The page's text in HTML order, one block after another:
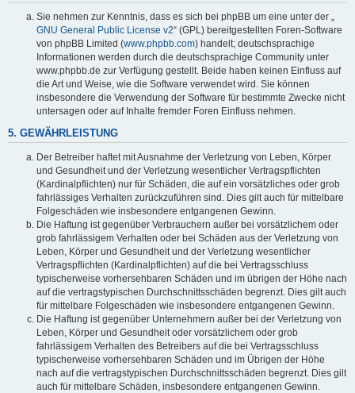
Sie nehmen zur Kenntnis, dass es sich bei phpBB um eine unter der „
GNU General Public License v2“ (GPL) bereitgestellten Foren-Software
von phpBB Limited (www.phpbb.com) handelt; deutschsprachige
Informationen werden durch die deutschsprachige Community unter
www.phpbb.de zur Verfügung gestellt. Beide haben keinen Einfluss auf
die Art und Weise, wie die Software verwendet wird. Sie können
insbesondere die Verwendung der Software für bestimmte Zwecke nicht
untersagen oder auf Inhalte fremder Foren Einfluss nehmen.
5. GEWÄHRLEISTUNG
Der Betreiber haftet mit Ausnahme der Verletzung von Leben, Körper
und Gesundheit und der Verletzung wesentlicher Vertragspflichten
(Kardinalpflichten) nur für Schäden, die auf ein vorsätzliches oder grob
fahrlässiges Verhalten zurückzuführen sind. Dies gilt auch für mittelbare
Folgeschäden wie insbesondere entgangenen Gewinn.
Die Haftung ist gegenüber Verbrauchern außer bei vorsätzlichem oder
grob fahrlässigem Verhalten oder bei Schäden aus der Verletzung von
Leben, Körper und Gesundheit und der Verletzung wesentlicher
Vertragspflichten (Kardinalpflichten) auf die bei Vertragsschluss
typischerweise vorhersehbaren Schäden und im übrigen der Höhe nach
auf die vertragstypischen Durchschnittsschäden begrenzt. Dies gilt auch
für mittelbare Folgeschäden wie insbesondere entgangenen Gewinn.
Die Haftung ist gegenüber Unternehmern außer bei der Verletzung von
Leben, Körper und Gesundheit oder vorsätzlichem oder grob
fahrlässigem Verhalten des Betreibers auf die bei Vertragsschluss
typischerweise vorhersehbaren Schäden und im Übrigen der Höhe
nach auf die vertragstypischen Durchschnittsschäden begrenzt. Dies gilt
auch für mittelbare Schäden, insbesondere entgangenen Gewinn.